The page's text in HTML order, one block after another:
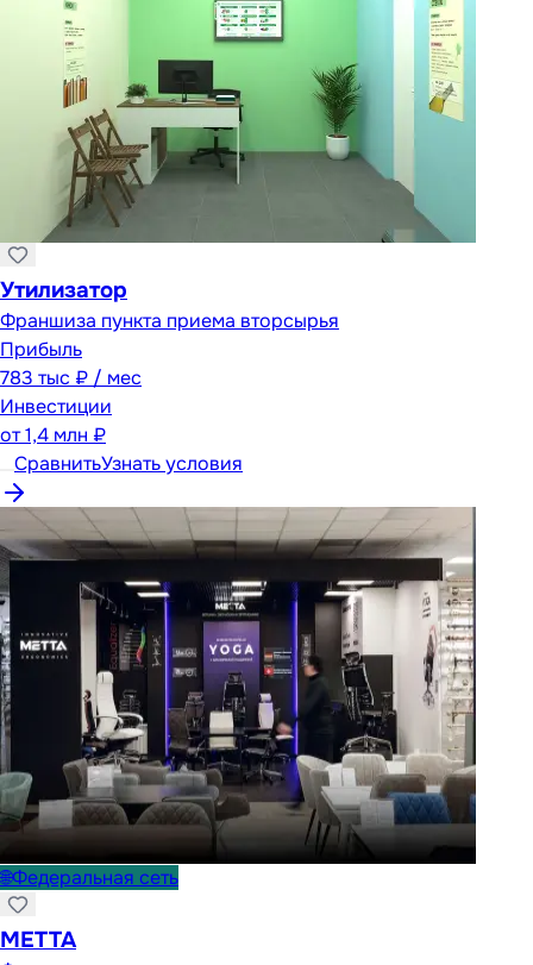
Утилизатор
Франшиза пункта приема вторсырья
Прибыль
783 тыс ₽ / мес
Инвестиции
от1,4 млн ₽
СравнитьУзнать условия
🌐Федеральная сеть
METTA